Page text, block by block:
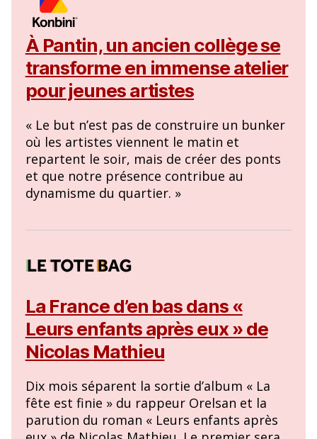
À Pantin, un ancien collège se
transforme en immense atelier
pour jeunes artistes
« Le but n’est pas de construire un bunker
où les artistes viennent le matin et
repartent le soir, mais de créer des ponts
et que notre présence contribue au
dynamisme du quartier. »
La France d’en bas dans «
Leurs enfants après eux » de
Nicolas Mathieu
Dix mois séparent la sortie d’album « La
fête est finie » du rappeur Orelsan et la
parution du roman « Leurs enfants après